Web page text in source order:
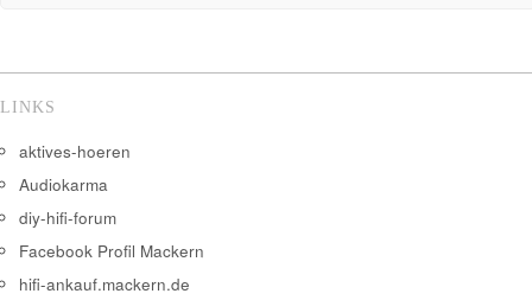
LINKS
aktives-hoeren
Audiokarma
diy-hifi-forum
Facebook Profil Mackern
hifi-ankauf.mackern.de